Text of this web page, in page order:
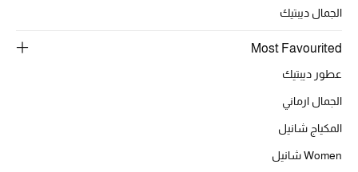
الموسم الجديد
الحقائب النسائية
الجمال ديبتيك
Most Favourited
عطور ديبتيك
الجمال ارماني
المكياج شانيل
Women شانيل